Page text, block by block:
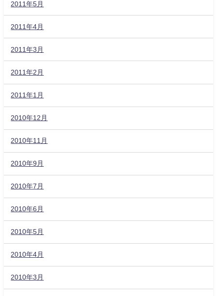
2011年5月
2011年4月
2011年3月
2011年2月
2011年1月
2010年12月
2010年11月
2010年9月
2010年7月
2010年6月
2010年5月
2010年4月
2010年3月